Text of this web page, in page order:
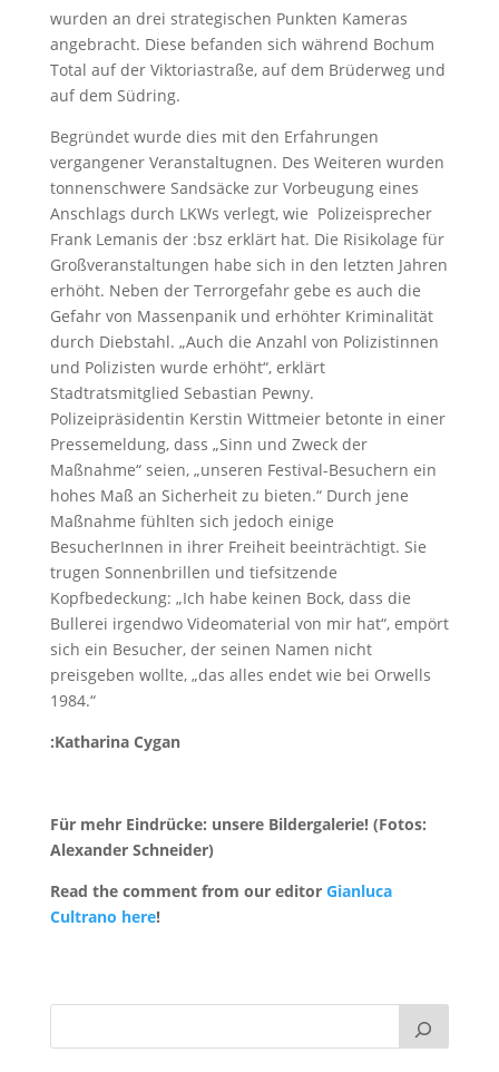
wurden an drei strategischen Punkten Kameras
angebracht. Diese befanden sich während Bochum
Total auf der Viktoriastraße, auf dem Brüderweg und
auf dem Südring.
Begründet wurde dies mit den Erfahrungen
vergangener Veranstaltugnen. Des Weiteren wurden
tonnenschwere Sandsäcke zur Vorbeugung eines
Anschlags durch LKWs verlegt, wie Polizeisprecher
Frank Lemanis der :bsz erklärt hat. Die Risikolage für
Großveranstaltungen habe sich in den letzten Jahren
erhöht. Neben der Terrorgefahr gebe es auch die
Gefahr von Massenpanik und erhöhter Kriminalität
durch Diebstahl. „Auch die Anzahl von Polizistinnen
und Polizisten wurde erhöht“, erklärt
Stadtratsmitglied Sebastian Pewny.
Polizeipräsidentin Kerstin Wittmeier betonte in einer
Pressemeldung, dass „Sinn und Zweck der
Maßnahme“ seien, „unseren Festival-Besuchern ein
hohes Maß an Sicherheit zu bieten.“ Durch jene
Maßnahme fühlten sich jedoch einige
BesucherInnen in ihrer Freiheit beeinträchtigt. Sie
trugen Sonnenbrillen und tiefsitzende
Kopfbedeckung: „Ich habe keinen Bock, dass die
Bullerei irgendwo Videomaterial von mir hat“, empört
sich ein Besucher, der seinen Namen nicht
preisgeben wollte, „das alles endet wie bei Orwells
1984.“
:Katharina Cygan
Für mehr Eindrücke: unsere Bildergalerie! (Fotos:
Alexander Schneider)
Read the comment from our editor Gianluca
Cultrano here!